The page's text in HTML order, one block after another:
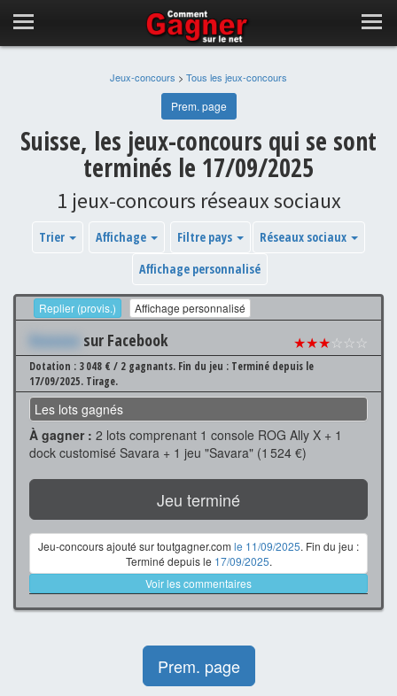
Jeux-concours > Tous les jeux-concours
Prem. page
Suisse, les jeux-concours qui se sont
terminés le 17/09/2025
1 jeux-concours réseaux sociaux
Trier Affichage Filtre pays
Réseaux sociaux
Affichage personnalisé
Replier (provis.) Affichage personnalisé
Xxxxxxx sur Facebook ★★★☆☆☆
Dotation : 3 048 € / 2 gagnants. Fin du jeu : Terminé depuis le
17/09/2025. Tirage.
Les lots gagnés
À gagner : 2 lots comprenant 1 console ROG Ally X + 1
dock customisé Savara + 1 jeu "Savara" (1 524 €)
Jeu terminé
Jeu-concours ajouté sur toutgagner.com le 11/09/2025. Fin du jeu :
Terminé depuis le 17/09/2025.
Voir les commentaires
Prem. page